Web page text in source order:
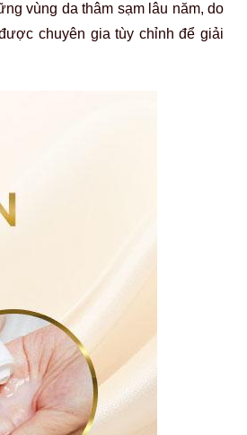
vùng da thâm sạm lâu năm, do
chuyên gia tùy chỉnh để giải